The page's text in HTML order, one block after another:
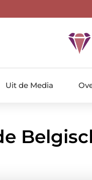
Uit de Media